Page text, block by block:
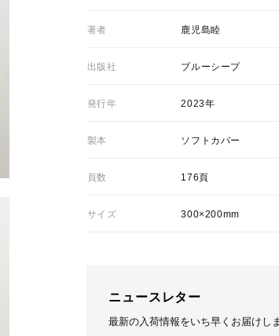
01著者 鹿児島睦
03出版社 ブルーシープ
05発行年 2023年
06製本 ソフトカバー
07頁数 176頁
08サイズ 300×200mm
ニュースレター
最新の入荷情報をいち早くお届けし